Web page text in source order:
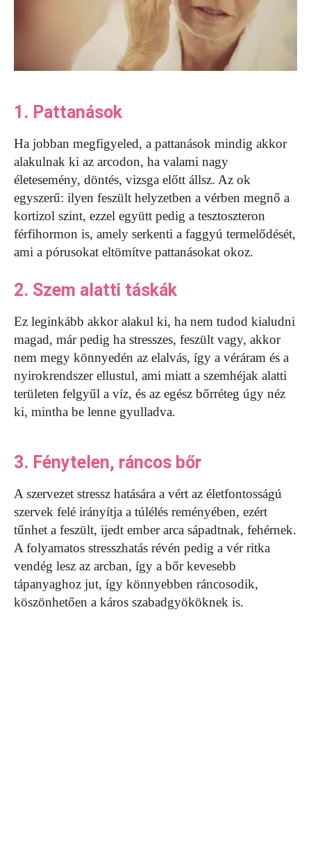
1. Pattanások
Ha jobban megfigyeled, a pattanások mindig akkor
alakulnak ki az arcodon, ha valami nagy
életesemény, döntés, vizsga előtt állsz. Az ok
egyszerű: ilyen feszült helyzetben a vérben megnő a
kortizol szint, ezzel együtt pedig a tesztoszteron
férfihormon is, amely serkenti a faggyú termelődését,
ami a pórusokat eltömítve pattanásokat okoz.
2. Szem alatti táskák
Ez leginkább akkor alakul ki, ha nem tudod kialudni
magad, már pedig ha stresszes, feszült vagy, akkor
nem megy könnyedén az elalvás, így a véráram és a
nyirokrendszer ellustul, ami miatt a szemhéjak alatti
területen felgyűl a víz, és az egész bőrréteg úgy néz
ki, mintha be lenne gyulladva.
3. Fénytelen, ráncos bőr
A szervezet stressz hatására a vért az életfontosságú
szervek felé irányítja a túlélés reményében, ezért
tűnhet a feszült, ijedt ember arca sápadtnak, fehérnek.
A folyamatos stresszhatás révén pedig a vér ritka
vendég lesz az arcban, így a bőr kevesebb
tápanyaghoz jut, így könnyebben ráncosodik,
köszönhetően a káros szabadgyököknek is.